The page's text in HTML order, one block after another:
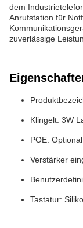
dem
Anrufstation für
zuverlässige
Klingelt: 3W
POE: Optional
Verstärker
Tastatur: